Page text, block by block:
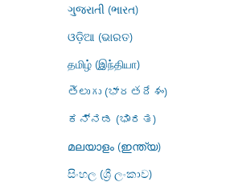
ગુજરાતી (ભારત)
ଓଡ଼ିଆ (ଭାରତ)
தமிழ் (இந்தியா)
తెలుగు (భారతదేశం)
ಕನ್ನಡ (ಭಾರತ)
മലയാളം (ഇന്ത്യ)
සිංහල (ශ්‍රී ලංකාව)